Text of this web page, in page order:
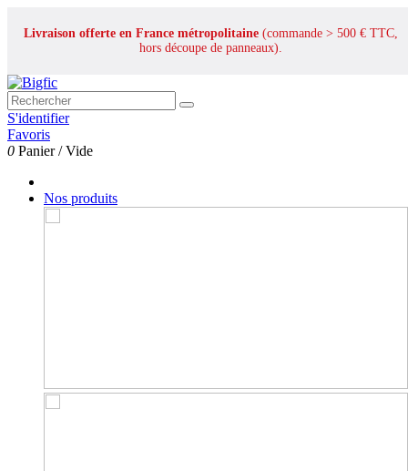
Livraison offerte en France métropolitaine (commande > 500 € TTC,
hors découpe de panneaux).
S'identifier
Favoris
0 Panier /Vide
Nos produits